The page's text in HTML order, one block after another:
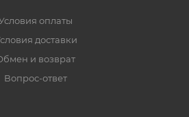
оплаты
доставки
и возврат
Вопрос-ответ